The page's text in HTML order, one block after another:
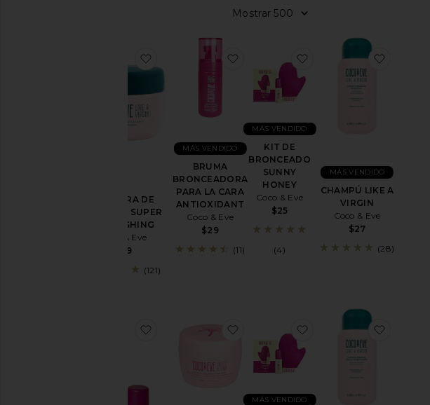
MASCARA DE
CABELLO SUPER
NOURISHING
Coco & Eve
$39
favoritoMASCARA DE CABELLO SUPER NOURISHING
(121)
BRUMA
BRONCEADORA
PARA LA CARA
ANTIOXIDANT
Coco & Eve
$29
MÁS VENDIDO
favoritoBRUMA BRONCEADORA
(11)
KIT DE
BRONCEADO
SUNNY
HONEY
Coco & Eve
$25
MÁS VENDIDO
favoritoKIT DE
(4)
CHAMPÚ LIKE A
VIRGIN
Coco & Eve
$27
MÁS VENDIDO
(28)
favoritoAUTOBRONCEADOR SUNNY HONEY BALI
favoritoMASCARA DE CABELLO
MÁS VENDIDO
favoritoKIT DE